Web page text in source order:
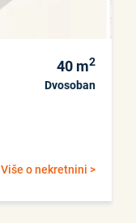
40 m2
Dvosoban
Više o nekretnini >